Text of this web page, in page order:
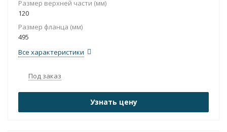
Размер верхней части (мм)
120
Размер фланца (мм)
495
Все характеристики
Под заказ
Узнать цену